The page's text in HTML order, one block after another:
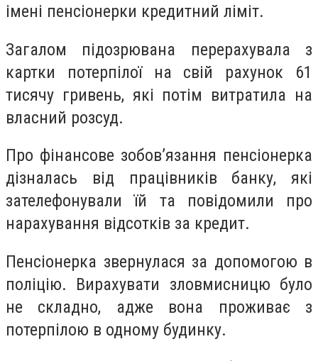
імені пенсіонерки кредитний ліміт.
Загалом підозрювана перерахувала з
картки потерпілої на свій рахунок 61
тисячу гривень, які потім витратила на
власний розсуд.
Про фінансове зобов’язання пенсіонерка
дізналась від працівників банку, які
зателефонували їй та повідомили про
нарахування відсотків за кредит.
Пенсіонерка звернулася за допомогою в
поліцію. Вирахувати зловмисницю було
не складно, адже вона проживає з
потерпілою в одному будинку.